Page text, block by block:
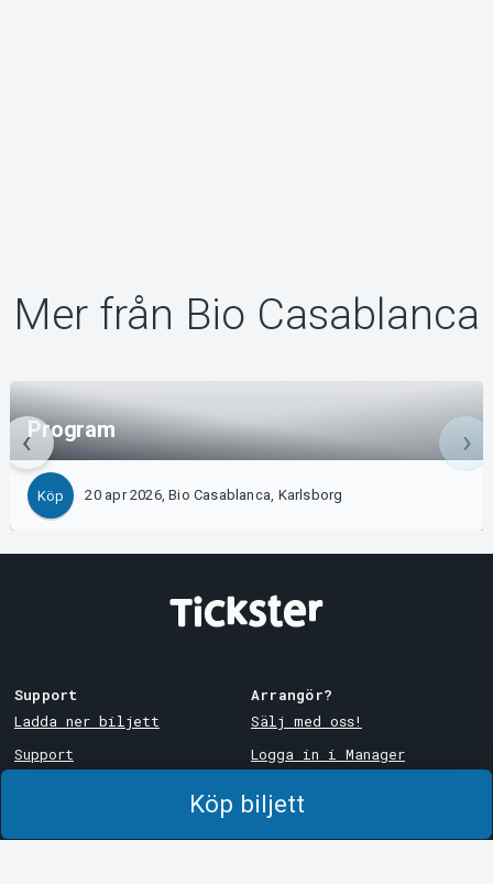
Köp biljett
Mer från Bio Casablanca
Program
Köp 20 apr 2026, Bio Casablanca, Karlsborg
Support
Ladda ner biljett
Support
Arrangör?
Sälj med oss!
Logga in i Manager